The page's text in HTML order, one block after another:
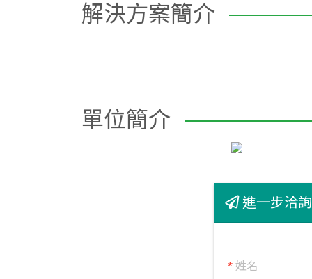
解決方案簡介
單位簡介
進一步洽詢
* 姓名